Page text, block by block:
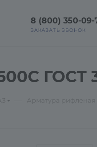
8 (800) 350-09-
ЗАКАЗАТЬ ЗВОНОК
ГОСТ